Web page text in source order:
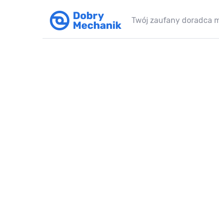
Twój zaufany doradca